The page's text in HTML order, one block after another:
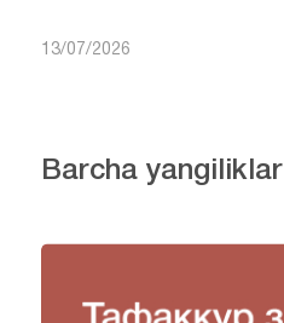
13/07/2026
Barcha yangiliklar